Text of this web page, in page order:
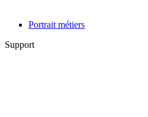
Portrait métiers
Support